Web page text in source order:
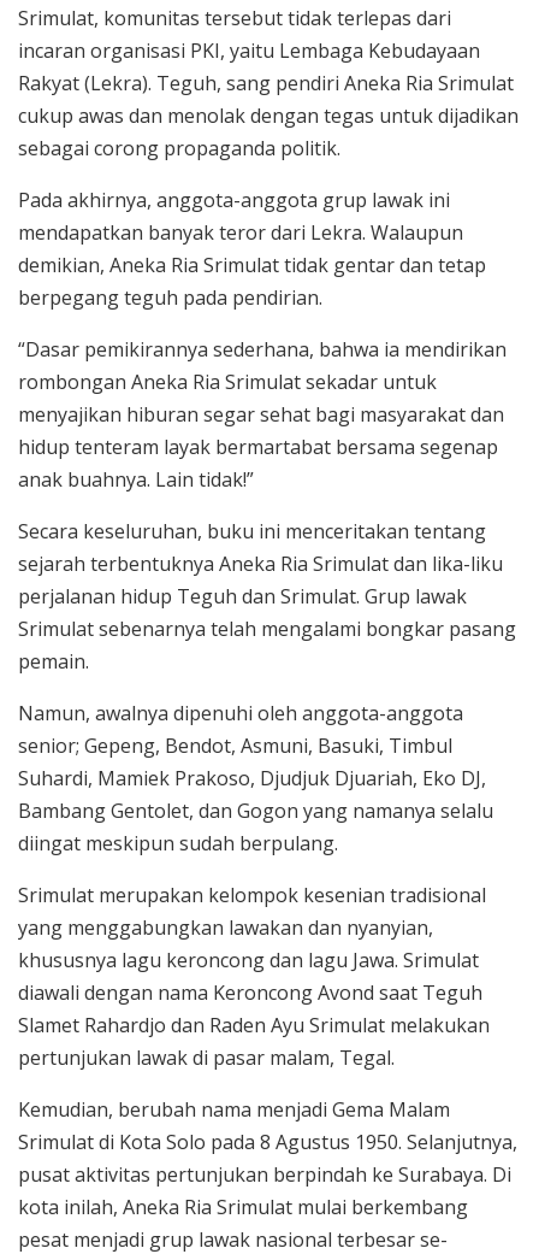
Srimulat, komunitas tersebut tidak terlepas dari
incaran organisasi PKI, yaitu Lembaga Kebudayaan
Rakyat (Lekra). Teguh, sang pendiri Aneka Ria Srimulat
cukup awas dan menolak dengan tegas untuk dijadikan
sebagai corong propaganda politik.
Pada akhirnya, anggota-anggota grup lawak ini
mendapatkan banyak teror dari Lekra. Walaupun
demikian, Aneka Ria Srimulat tidak gentar dan tetap
berpegang teguh pada pendirian.
“Dasar pemikirannya sederhana, bahwa ia mendirikan
rombongan Aneka Ria Srimulat sekadar untuk
menyajikan hiburan segar sehat bagi masyarakat dan
hidup tenteram layak bermartabat bersama segenap
anak buahnya. Lain tidak!”
Secara keseluruhan, buku ini menceritakan tentang
sejarah terbentuknya Aneka Ria Srimulat dan lika-liku
perjalanan hidup Teguh dan Srimulat. Grup lawak
Srimulat sebenarnya telah mengalami bongkar pasang
pemain.
Namun, awalnya dipenuhi oleh anggota-anggota
senior; Gepeng, Bendot, Asmuni, Basuki, Timbul
Suhardi, Mamiek Prakoso, Djudjuk Djuariah, Eko DJ,
Bambang Gentolet, dan Gogon yang namanya selalu
diingat meskipun sudah berpulang.
Srimulat merupakan kelompok kesenian tradisional
yang menggabungkan lawakan dan nyanyian,
khususnya lagu keroncong dan lagu Jawa. Srimulat
diawali dengan nama Keroncong Avond saat Teguh
Slamet Rahardjo dan Raden Ayu Srimulat melakukan
pertunjukan lawak di pasar malam, Tegal.
Kemudian, berubah nama menjadi Gema Malam
Srimulat di Kota Solo pada 8 Agustus 1950. Selanjutnya,
pusat aktivitas pertunjukan berpindah ke Surabaya. Di
kota inilah, Aneka Ria Srimulat mulai berkembang
pesat menjadi grup lawak nasional terbesar se-